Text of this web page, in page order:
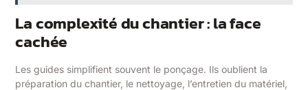
La complexité du chantier : la face
cachée
Les guides simplifient souvent le ponçage. Ils oublient la
préparation du chantier, le nettoyage, l’entretien du matériel,